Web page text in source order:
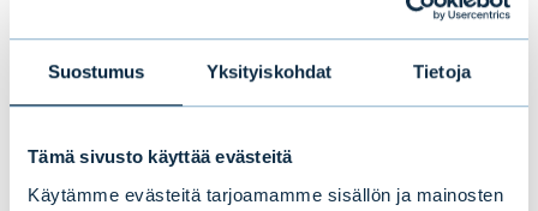
Suostumus Yksityiskohdat Tietoja
Tämä sivusto käyttää evästeitä
Käytämme evästeitä tarjoamamme sisällön ja mainosten
Pohjoismaiset yrityslainat: Valttina